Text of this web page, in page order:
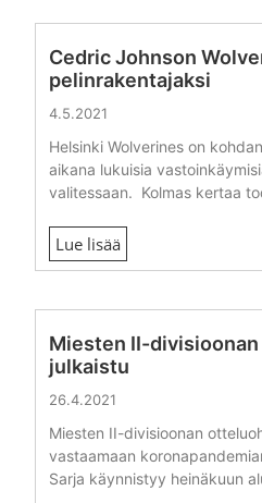
Cedric Johnson
pelinrakentajaksi
4.5.2021
Helsinki Wolverines on
aikana lukuisia
valitessaan. Kolmas kertaa
Lue lisää
Miesten II-
julkaistu
26.4.2021
Miesten II-divisioonan
vastaamaan
Sarja käynnistyy heinäkuun